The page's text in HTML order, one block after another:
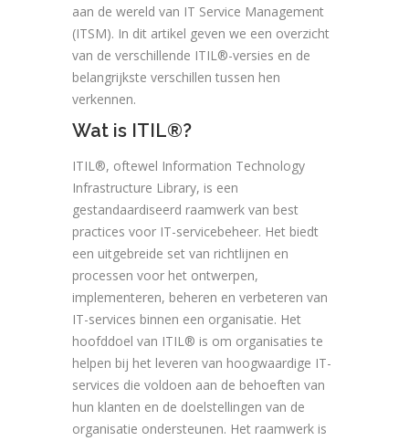
aan de wereld van IT Service Management
(ITSM). In dit artikel geven we een overzicht
van de verschillende ITIL®-versies en de
belangrijkste verschillen tussen hen
verkennen.
Wat is ITIL®?
ITIL®, oftewel Information Technology
Infrastructure Library, is een
gestandaardiseerd raamwerk van best
practices voor IT-servicebeheer. Het biedt
een uitgebreide set van richtlijnen en
processen voor het ontwerpen,
implementeren, beheren en verbeteren van
IT-services binnen een organisatie. Het
hoofddoel van ITIL® is om organisaties te
helpen bij het leveren van hoogwaardige IT-
services die voldoen aan de behoeften van
hun klanten en de doelstellingen van de
organisatie ondersteunen. Het raamwerk is